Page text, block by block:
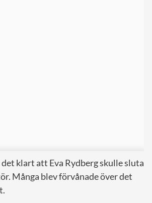
klart att Eva Rydberg skulle sluta
Många blev förvånade över det